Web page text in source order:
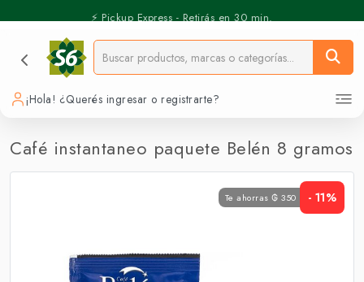
⚡️ Pickup Express - Retirás en 30 min.
¡Hola! ¿Querés ingresar o registrarte?
Café instantaneo paquete Belén 8 gramos
Te ahorras ₲ 350 - 11%